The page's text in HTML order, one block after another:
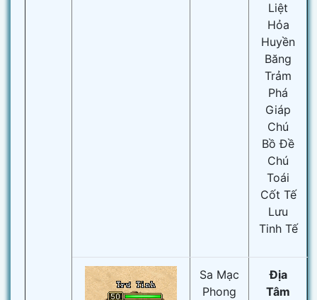
Liệt
Hỏa
Huyền
Băng
Trảm
Phá
Giáp
Chú
Bồ Đề
Chú
Toái
Cốt Tế
Lưu
Tinh Tế
Sa Mạc
Phong
Địa
Tâm